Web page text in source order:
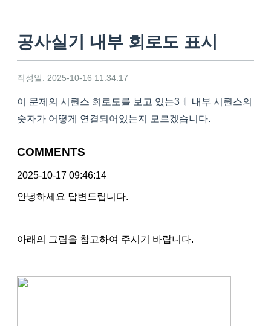
공사실기 내부 회로도 표시
작성일: 2025-10-16 11:34:17
이 문제의 시퀀스 회로도를 보고 있는3ㅔ 내부 시퀀스의
숫자가 어떻게 연결되어있는지 모르겠습니다.
COMMENTS
2025-10-17 09:46:14
안녕하세요 답변드립니다.
아래의 그림을 참고하여 주시기 바랍니다.